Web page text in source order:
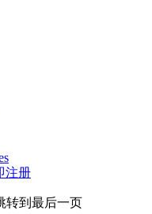
注册
转到最后一页